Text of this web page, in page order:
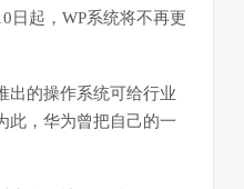
日起，WP系统将不再更
出的操作系统可给行业
此，华为曾把自己的一